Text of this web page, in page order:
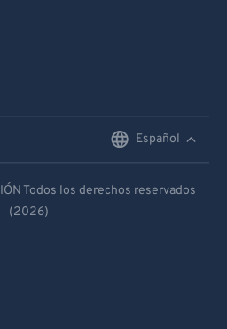
Español
Español
Todos los derechos reservados
(2026)